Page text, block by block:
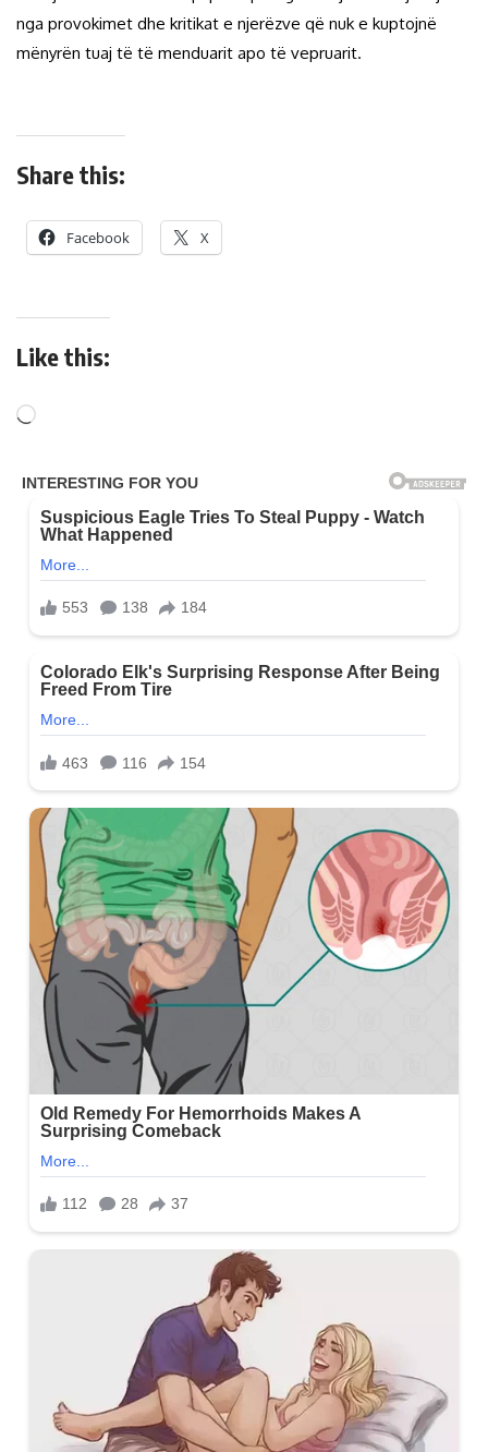
nga provokimet dhe kritikat e njerëzve që nuk e kuptojnë
mënyrën tuaj të të menduarit apo të vepruarit.
Share this:
Facebook X
Like this: